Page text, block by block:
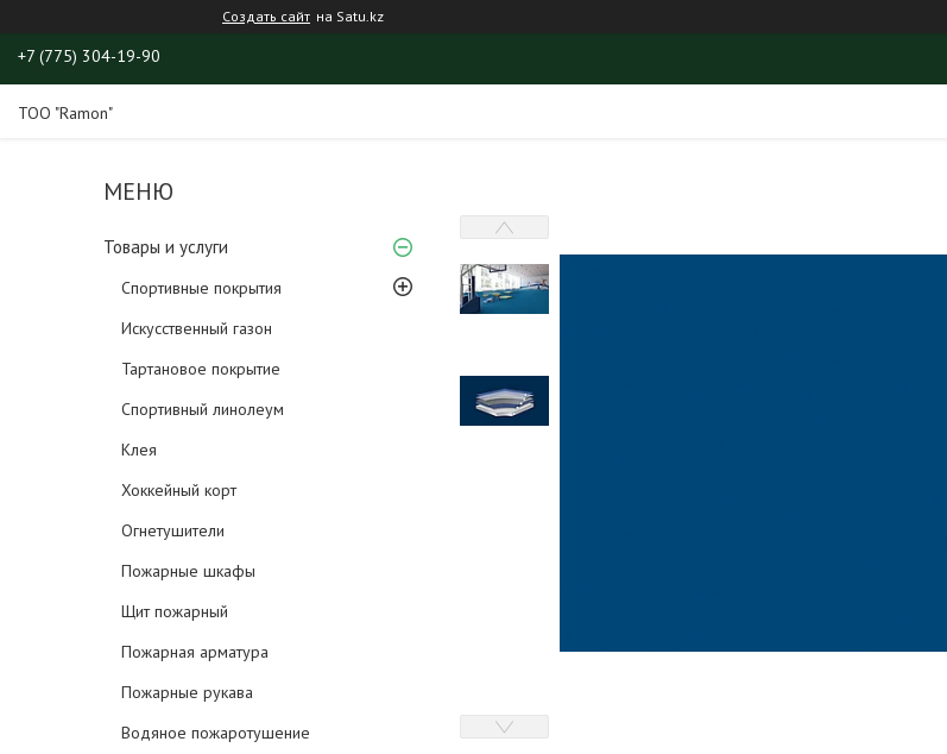
Создать сайт на Satu.kz
+7 (775) 304-19-90
ТОО "Ramon"
Товары и услуги
Спортивные покрытия
Искусственный газон
Тартановое покрытие
Спортивный линолеум
Клея
Хоккейный корт
Огнетушители
Пожарные шкафы
Щит пожарный
Пожарная арматура
Пожарные рукава
Водяное пожаротушение